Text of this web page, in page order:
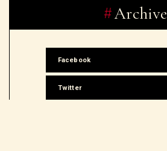
Archive
Facebook
Twitter